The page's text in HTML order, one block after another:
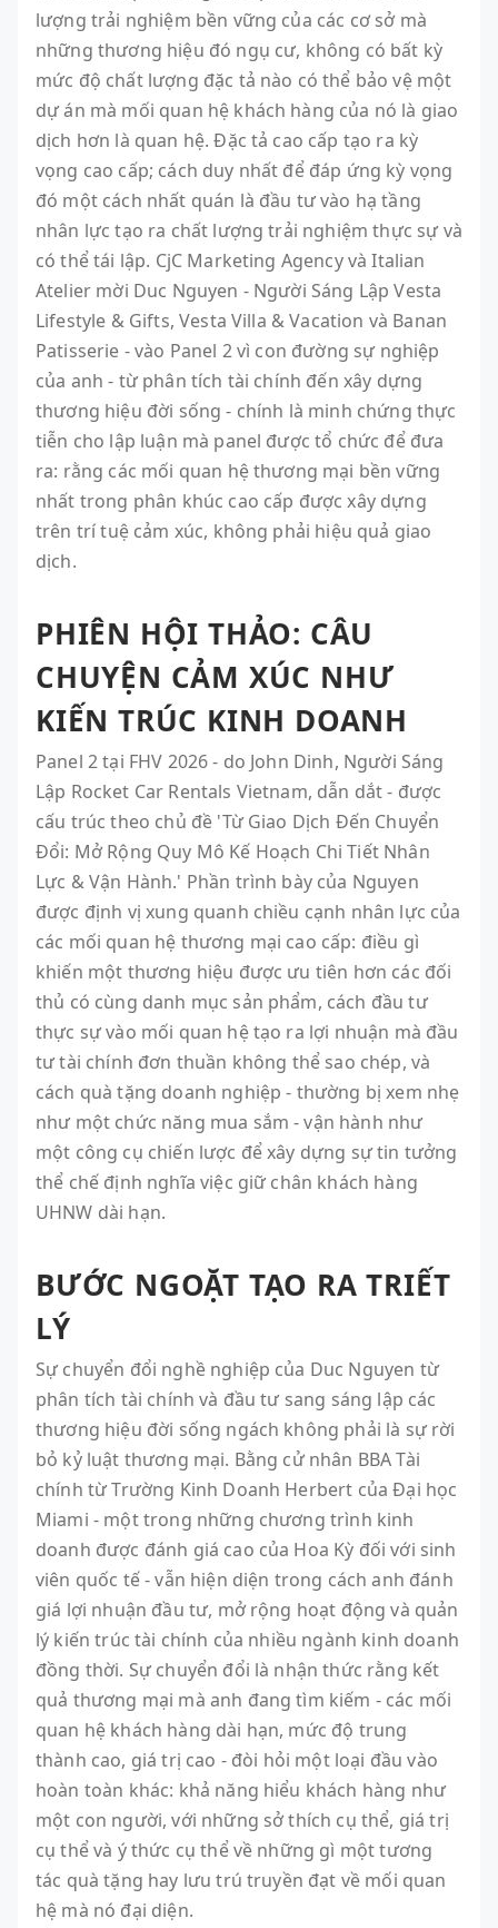
lượng trải nghiệm bền vững của các cơ sở mà
những thương hiệu đó ngụ cư, không có bất kỳ
mức độ chất lượng đặc tả nào có thể bảo vệ một
dự án mà mối quan hệ khách hàng của nó là giao
dịch hơn là quan hệ. Đặc tả cao cấp tạo ra kỳ
vọng cao cấp; cách duy nhất để đáp ứng kỳ vọng
đó một cách nhất quán là đầu tư vào hạ tầng
nhân lực tạo ra chất lượng trải nghiệm thực sự và
có thể tái lập. CjC Marketing Agency và Italian
Atelier mời Duc Nguyen - Người Sáng Lập Vesta
Lifestyle & Gifts, Vesta Villa & Vacation và Banan
Patisserie - vào Panel 2 vì con đường sự nghiệp
của anh - từ phân tích tài chính đến xây dựng
thương hiệu đời sống - chính là minh chứng thực
tiễn cho lập luận mà panel được tổ chức để đưa
ra: rằng các mối quan hệ thương mại bền vững
nhất trong phân khúc cao cấp được xây dựng
trên trí tuệ cảm xúc, không phải hiệu quả giao
dịch.
PHIÊN HỘI THẢO: CÂU
CHUYỆN CẢM XÚC NHƯ
KIẾN TRÚC KINH DOANH
Panel 2 tại FHV 2026 - do John Dinh, Người Sáng
Lập Rocket Car Rentals Vietnam, dẫn dắt - được
cấu trúc theo chủ đề 'Từ Giao Dịch Đến Chuyển
Đổi: Mở Rộng Quy Mô Kế Hoạch Chi Tiết Nhân
Lực & Vận Hành.' Phần trình bày của Nguyen
được định vị xung quanh chiều cạnh nhân lực của
các mối quan hệ thương mại cao cấp: điều gì
khiến một thương hiệu được ưu tiên hơn các đối
thủ có cùng danh mục sản phẩm, cách đầu tư
thực sự vào mối quan hệ tạo ra lợi nhuận mà đầu
tư tài chính đơn thuần không thể sao chép, và
cách quà tặng doanh nghiệp - thường bị xem nhẹ
như một chức năng mua sắm - vận hành như
một công cụ chiến lược để xây dựng sự tin tưởng
thể chế định nghĩa việc giữ chân khách hàng
UHNW dài hạn.
BƯỚC NGOẶT TẠO RA TRIẾT
LÝ
Sự chuyển đổi nghề nghiệp của Duc Nguyen từ
phân tích tài chính và đầu tư sang sáng lập các
thương hiệu đời sống ngách không phải là sự rời
bỏ kỷ luật thương mại. Bằng cử nhân BBA Tài
chính từ Trường Kinh Doanh Herbert của Đại học
Miami - một trong những chương trình kinh
doanh được đánh giá cao của Hoa Kỳ đối với sinh
viên quốc tế - vẫn hiện diện trong cách anh đánh
giá lợi nhuận đầu tư, mở rộng hoạt động và quản
lý kiến trúc tài chính của nhiều ngành kinh doanh
đồng thời. Sự chuyển đổi là nhận thức rằng kết
quả thương mại mà anh đang tìm kiếm - các mối
quan hệ khách hàng dài hạn, mức độ trung
thành cao, giá trị cao - đòi hỏi một loại đầu vào
hoàn toàn khác: khả năng hiểu khách hàng như
một con người, với những sở thích cụ thể, giá trị
cụ thể và ý thức cụ thể về những gì một tương
tác quà tặng hay lưu trú truyền đạt về mối quan
hệ mà nó đại diện.